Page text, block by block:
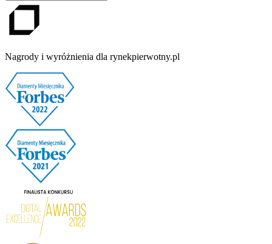
Nagrody i wyróżnienia dla rynekpierwotny.pl